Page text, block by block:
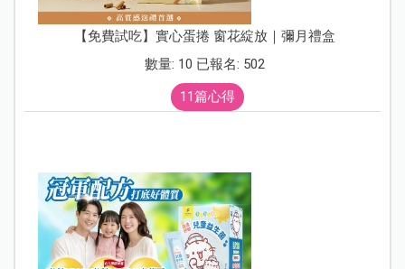
【免費試吃】實心蛋捲 窗花綻放｜彌月禮盒
數量: 10 已報名: 502
11篇心得